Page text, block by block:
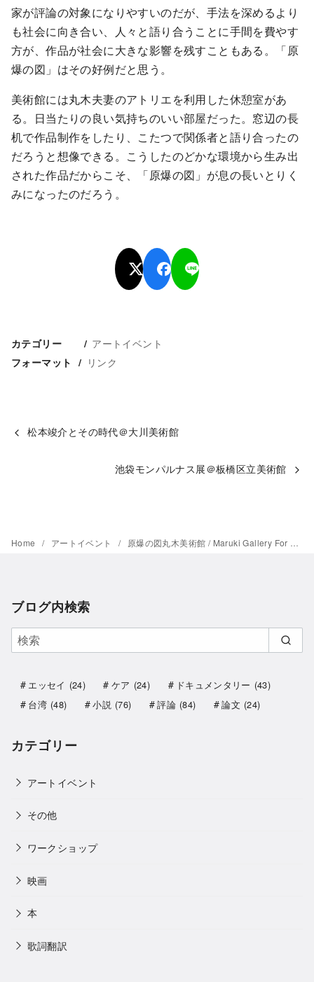
家が評論の対象になりやすいのだが、手法を深めるより
も社会に向き合い、人々と語り合うことに手間を費やす
方が、作品が社会に大きな影響を残すこともある。「原
爆の図」はその好例だと思う。
美術館には丸木夫妻のアトリエを利用した休憩室があ
る。日当たりの良い気持ちのいい部屋だった。窓辺の長
机で作品制作をしたり、こたつで関係者と語り合ったの
だろうと想像できる。こうしたのどかな環境から生み出
された作品だからこそ、「原爆の図」が息の長いとりく
みになったのだろう。
カテゴリー アートイベント
フォーマット リンク
松本竣介とその時代＠大川美術館
池袋モンパルナス展＠板橋区立美術館
Home アートイベント 原爆の図丸木美術館 / Maruki Gallery For The Hiroshima Panels
ブログ内検索
エッセイ (24) ケア (24) ドキュメンタリー (43)
台湾 (48) 小説 (76) 評論 (84) 論文 (24)
カテゴリー
アートイベント
その他
ワークショップ
映画
本
歌詞翻訳